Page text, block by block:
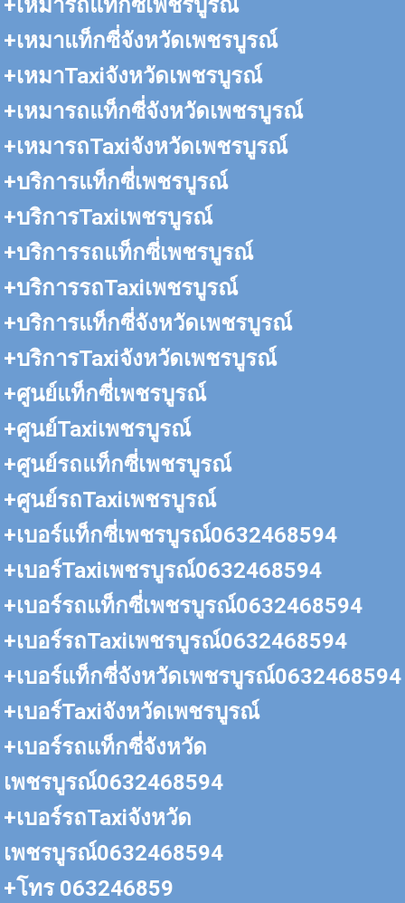
+เหมารถแท็กซี่เพชรบูรณ์
+เหมาแท็กซี่จังหวัดเพชรบูรณ์
+เหมาTaxiจังหวัดเพชรบูรณ์
+เหมารถแท็กซี่จังหวัดเพชรบูรณ์
+เหมารถTaxiจังหวัดเพชรบูรณ์
+บริการแท็กซี่เพชรบูรณ์
+บริการTaxiเพชรบูรณ์
+บริการรถแท็กซี่เพชรบูรณ์
+บริการรถTaxiเพชรบูรณ์
+บริการแท็กซี่จังหวัดเพชรบูรณ์
+บริการTaxiจังหวัดเพชรบูรณ์
+ศูนย์แท็กซี่เพชรบูรณ์
+ศูนย์Taxiเพชรบูรณ์
+ศูนย์รถแท็กซี่เพชรบูรณ์
+ศูนย์รถTaxiเพชรบูรณ์
+เบอร์แท็กซี่เพชรบูรณ์0632468594
+เบอร์Taxiเพชรบูรณ์0632468594
+เบอร์รถแท็กซี่เพชรบูรณ์0632468594
+เบอร์รถTaxiเพชรบูรณ์0632468594
+เบอร์แท็กซี่จังหวัดเพชรบูรณ์0632468594
+เบอร์Taxiจังหวัดเพชรบูรณ์
+เบอร์รถแท็กซี่จังหวัด
เพชรบูรณ์0632468594
+เบอร์รถTaxiจังหวัด
เพชรบูรณ์0632468594
+โทร 063246859